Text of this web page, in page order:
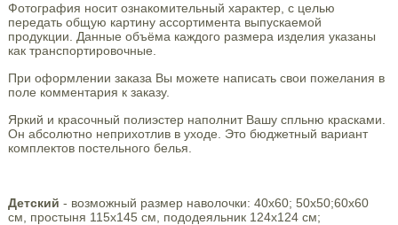
Фотография носит ознакомительный характер, с целью
передать общую картину ассортимента выпускаемой
продукции. Данные объёма каждого размера изделия указаны
как транспортировочные.
При оформлении заказа Вы можете написать свои пожелания в
поле комментария к заказу.
Яркий и красочный полиэстер наполнит Вашу спльню красками.
Он абсолютно неприхотлив в уходе. Это бюджетный вариант
комплектов постельного белья.
Детский - возможный размер наволочки: 40х60; 50х50;60х60
см, простыня 115х145 см, пододеяльник 124х124 см;